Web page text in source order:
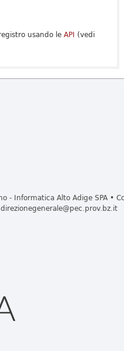
usando le API (vedi
- Informatica Alto Adige SPA •